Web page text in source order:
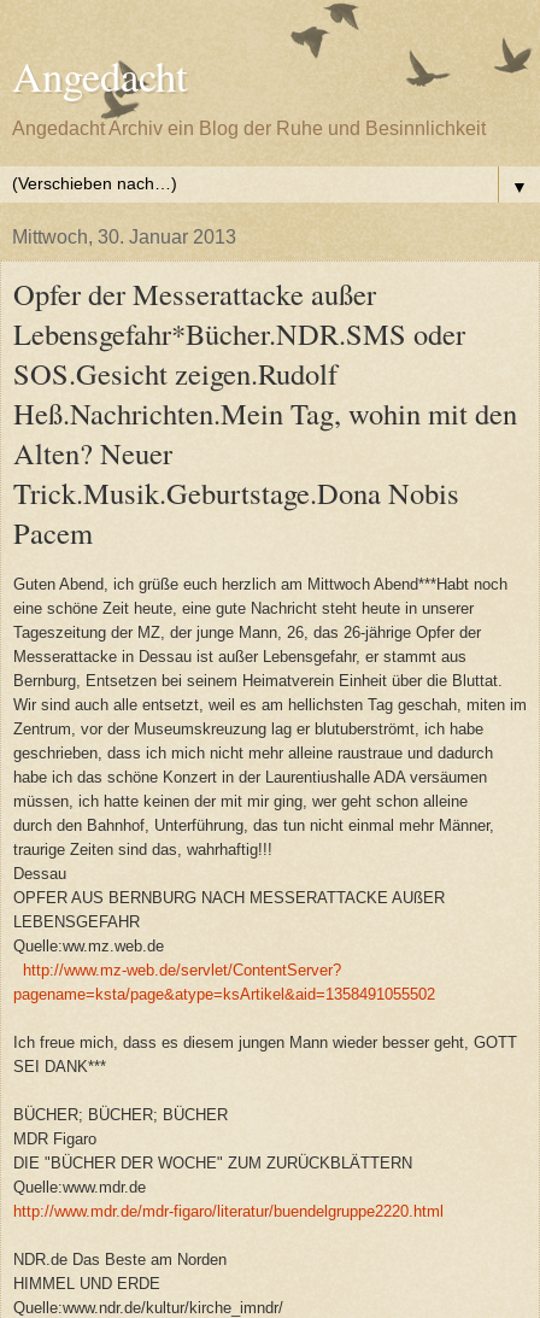
Angedacht
Angedacht Archiv ein Blog der Ruhe und Besinnlichkeit
▼
Mittwoch, 30. Januar 2013
Opfer der Messerattacke außer
Lebensgefahr*Bücher.NDR.SMS oder
SOS.Gesicht zeigen.Rudolf
Heß.Nachrichten.Mein Tag, wohin mit den
Alten? Neuer
Trick.Musik.Geburtstage.Dona Nobis
Pacem
Guten Abend, ich grüße euch herzlich am Mittwoch Abend***Habt noch
eine schöne Zeit heute, eine gute Nachricht steht heute in unserer
Tageszeitung der MZ, der junge Mann, 26, das 26-jährige Opfer der
Messerattacke in Dessau ist außer Lebensgefahr, er stammt aus
Bernburg, Entsetzen bei seinem Heimatverein Einheit über die Bluttat.
Wir sind auch alle entsetzt, weil es am hellichsten Tag geschah, miten im
Zentrum, vor der Museumskreuzung lag er blutuberströmt, ich habe
geschrieben, dass ich mich nicht mehr alleine raustraue und dadurch
habe ich das schöne Konzert in der Laurentiushalle ADA versäumen
müssen, ich hatte keinen der mit mir ging, wer geht schon alleine
durch den Bahnhof, Unterführung, das tun nicht einmal mehr Männer,
traurige Zeiten sind das, wahrhaftig!!!
Dessau
OPFER AUS BERNBURG NACH MESSERATTACKE AUßER
LEBENSGEFAHR
Quelle:ww.mz.web.de
http://www.mz-web.de/servlet/ContentServer?
pagename=ksta/page&atype=ksArtikel&aid=1358491055502
Ich freue mich, dass es diesem jungen Mann wieder besser geht, GOTT
SEI DANK***
BÜCHER; BÜCHER; BÜCHER
MDR Figaro
DIE "BÜCHER DER WOCHE" ZUM ZURÜCKBLÄTTERN
Quelle:www.mdr.de
http://www.mdr.de/mdr-figaro/literatur/buendelgruppe2220.html
NDR.de Das Beste am Norden
HIMMEL UND ERDE
Quelle:www.ndr.de/kultur/kirche_imndr/